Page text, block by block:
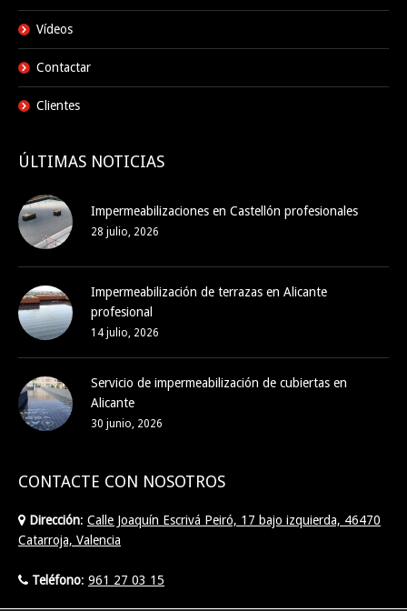
Vídeos
Contactar
Clientes
ÚLTIMAS NOTICIAS
Impermeabilizaciones en Castellón profesionales
28 julio, 2026
Impermeabilización de terrazas en Alicante
profesional
14 julio, 2026
Servicio de impermeabilización de cubiertas en
Alicante
30 junio, 2026
CONTACTE CON NOSOTROS
Dirección: Calle Joaquín Escrivá Peiró, 17 bajo izquierda, 46470
Catarroja, Valencia
Teléfono: 961 27 03 15